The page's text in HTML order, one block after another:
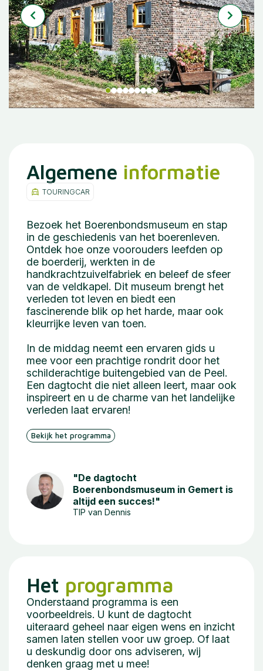
Algemene informatie
TOURINGCAR
Bezoek het Boerenbondsmuseum en stap
in de geschiedenis van het boerenleven.
Ontdek hoe onze voorouders leefden op
de boerderij, werkten in de
handkrachtzuivelfabriek en beleef de sfeer
van de veldkapel. Dit museum brengt het
verleden tot leven en biedt een
fascinerende blik op het harde, maar ook
kleurrijke leven van toen.
In de middag neemt een ervaren gids u
mee voor een prachtige rondrit door het
schilderachtige buitengebied van de Peel.
Een dagtocht die niet alleen leert, maar ook
inspireert en u de charme van het landelijke
verleden laat ervaren!
Bekijk het programma
"De dagtocht
Boerenbondsmuseum in Gemert is
altijd een succes!"
TIP van Dennis
Het programma
Onderstaand programma is een
voorbeeldreis. U kunt de dagtocht
uiteraard geheel naar eigen wens en inzicht
samen laten stellen voor uw groep. Of laat
u deskundig door ons adviseren, wij
denken graag met u mee!